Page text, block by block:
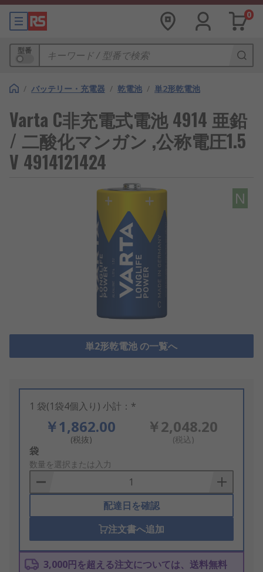
0
型番
/ バッテリー・充電器 / 乾電池 / 単2形乾電池
Varta C非充電式電池 4914 亜鉛
/ 二酸化マンガン ,公称電圧1.5
V 4914121424
N
単2形乾電池 の一覧へ
1 袋(1袋4個入り) 小計：*
￥1,862.00
(税抜)
￥2,048.20
(税込)
Add
to
Basket
袋
数量を選択または入力
配達日を確認
注文書へ追加
3,000円を超える注文については、送料無料